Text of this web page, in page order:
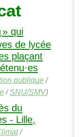
» qui
de lycée
plaçant
·es
publique/
/SNU/SMV)
du
- Lille,
/